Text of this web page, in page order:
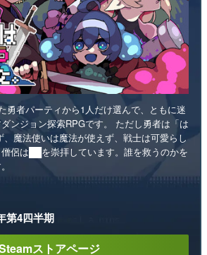
勇者パーティから1人だけ選んで、ともに迷
ンジョン探索RPGです。 ただし勇者は「は
、魔法使いは魔法が使えず、戦士は可愛らし
侶は██を崇拝しています。誰を救うのかを
第4四半期
ストアページ